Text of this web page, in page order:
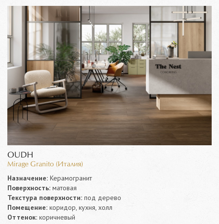
OUDH
Mirage Granito (Италия)
Назначение: Керамогранит
Поверхность: матовая
Текстура поверхности: под дерево
Помещение: коридор, кухня, холл
Оттенок: коричневый